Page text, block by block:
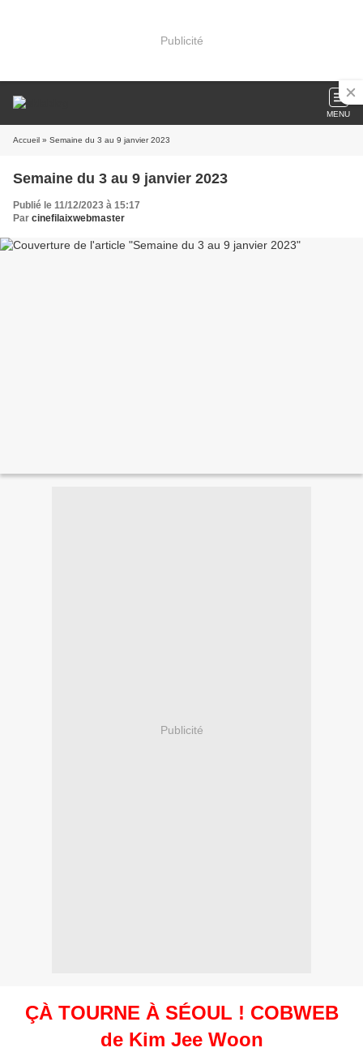
Publicité
MENU
Accueil » Semaine du 3 au 9 janvier 2023
Semaine du 3 au 9 janvier 2023
Publié le 11/12/2023 à 15:17
Par cinefilaixwebmaster
Publicité
ÇÀ TOURNE À SÉOUL ! COBWEB
de Kim Jee Woon